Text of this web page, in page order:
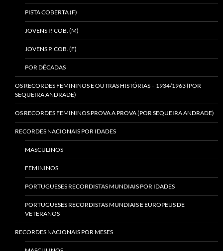
PISTA COBERTA (F)
JOVENS P. COB. (M)
JOVENS P. COB. (F)
POR DÉCADAS
OS RECORDES FEMININOS E OUTRAS HISTÓRIAS – 1934/1963 (POR
SEQUEIRA ANDRADE)
OS RECORDES FEMININOS PROVA A PROVA (POR SEQUEIRA ANDRADE)
RECORDES NACIONAIS POR IDADES
MASCULINOS
FEMININOS
PORTUGUESES RECORDISTAS MUNDIAIS POR IDADES
PORTUGUESES RECORDISTAS MUNDIAIS E EUROPEUS DE
VETERANOS
RECORDES NACIONAIS POR MESES